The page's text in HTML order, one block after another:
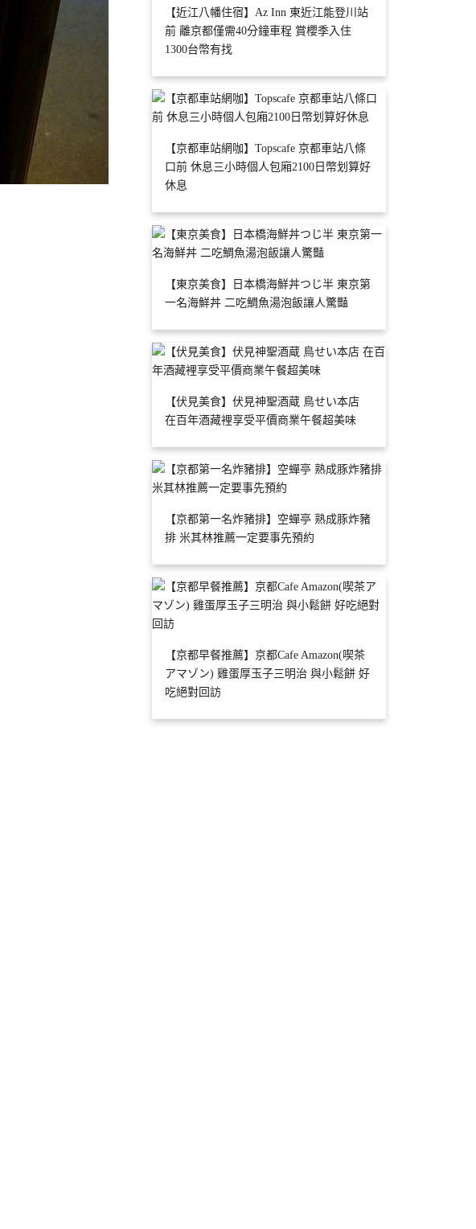
【近江八幡住宿】Az Inn 東近江能登川站
前 離京都僅需40分鐘車程 賞櫻季入住
1300台幣有找
【京都車站網咖】Topscafe 京都車站八條
口前 休息三小時個人包廂2100日幣划算好
休息
【東京美食】日本橋海鮮丼つじ半 東京第
一名海鮮丼 二吃鯛魚湯泡飯讓人驚豔
【伏見美食】伏見神聖酒蔵 鳥せい本店
在百年酒藏裡享受平價商業午餐超美味
【京都第一名炸豬排】空蟬亭 熟成豚炸豬
排 米其林推薦一定要事先預約
【京都早餐推薦】京都Cafe Amazon(喫茶
アマゾン) 雞蛋厚玉子三明治 與小鬆餅 好
吃絕對回訪